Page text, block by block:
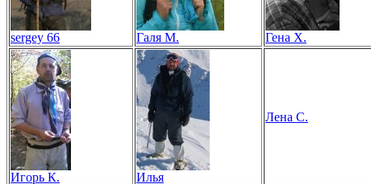
sergey 66 Галя М. Гена Х.
Игорь К. Илья
Лена С.